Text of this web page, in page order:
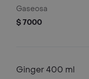
Gaseosa
$ 7000
Ginger 400 ml